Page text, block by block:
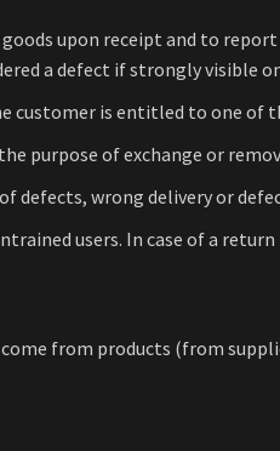
upon receipt and to
a defect if strongly visible
customer is entitled to one of
purpose of exchange or
defects, wrong delivery or
users. In case of a
from products (from